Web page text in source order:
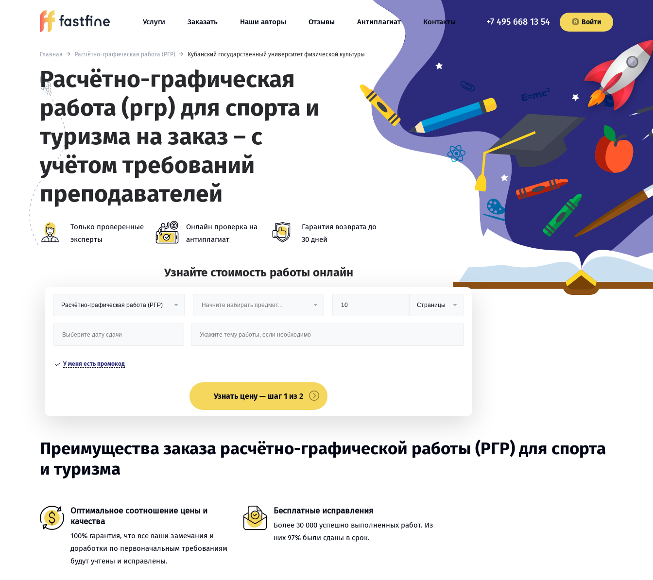
Услуги Заказать Наши авторы Отзывы Антиплагиат Контакты +7 495 668 13 54 Войти
Главная Расчётно-графическая работа (РГР) Кубанский государственный университет физической культуры
Расчётно-графическая
работа (ргр) для спорта и
туризма на заказ – с
учётом требований
преподавателей
Только проверенные
эксперты
Онлайн проверка на
антиплагиат
Гарантия возврата до
30 дней
Узнайте стоимость работы онлайн
У меня есть промокод
Узнать цену — шаг 1 из 2
Преимущества заказа расчётно-графической работы (РГР) для спорта
и туризма
Оптимальное соотношение цены и
качества
100% гарантия, что все ваши замечания и
доработки по первоначальным требованиям
будут учтены и исправлены.
Бесплатные исправления
Более 30 000 успешно выполненных работ. Из
них 97% были сданы в срок.